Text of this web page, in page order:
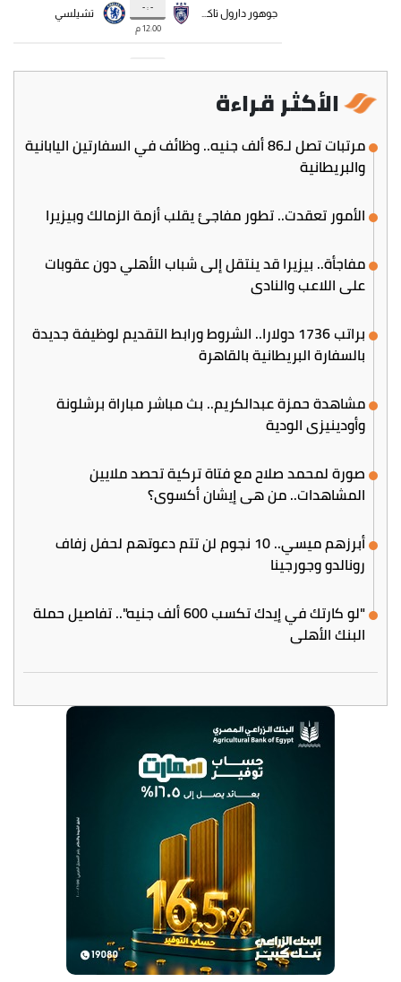
الأكثر قراءة
مرتبات تصل لـ86 ألف جنيه.. وظائف في السفارتين اليابانية
والبريطانية
الأمور تعقدت.. تطور مفاجئ يقلب أزمة الزمالك وبيزيرا
مفاجأة.. بيزيرا قد ينتقل إلى شباب الأهلي دون عقوبات
على اللاعب والنادي
براتب 1736 دولارا.. الشروط ورابط التقديم لوظيفة جديدة
بالسفارة البريطانية بالقاهرة
مشاهدة حمزة عبدالكريم.. بث مباشر مباراة برشلونة
وأودينيزي الودية
صورة لمحمد صلاح مع فتاة تركية تحصد ملايين
المشاهدات.. من هي إيشان أكسوي؟
أبرزهم ميسي.. 10 نجوم لن تتم دعوتهم لحفل زفاف
رونالدو وجورجينا
"لو كارتك في إيدك تكسب 600 ألف جنيه".. تفاصيل حملة
البنك الأهلي